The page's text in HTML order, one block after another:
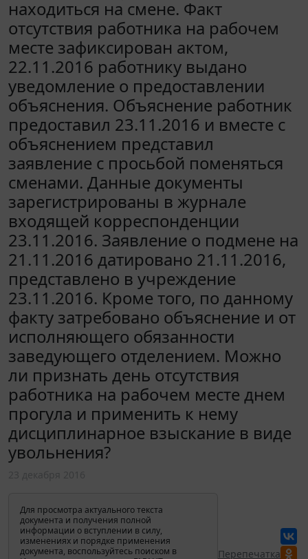
находиться на смене. Факт
отсутствия работника на рабочем
месте зафиксирован актом,
22.11.2016 работнику выдано
уведомление о предоставлении
объяснения. Объяснение работник
предоставил 23.11.2016 и вместе с
объяснением представил
заявление с просьбой поменяться
сменами. Данные документы
зарегистрированы в журнале
входящей корреспонденции
23.11.2016. Заявление о подмене на
21.11.2016 датировано 21.11.2016,
представлено в учреждение
23.11.2016. Кроме того, по данному
факту затребовано объяснение и от
исполняющего обязанности
заведующего отделением. Можно
ли признать день отсутствия
работника на рабочем месте днем
прогула и применить к нему
дисциплинарное взыскание в виде
увольнения?
Для просмотра актуального текста
документа и получения полной
информации о вступлении в силу,
изменениях и порядке применения
документа, воспользуйтесь поиском в
Перепечатка